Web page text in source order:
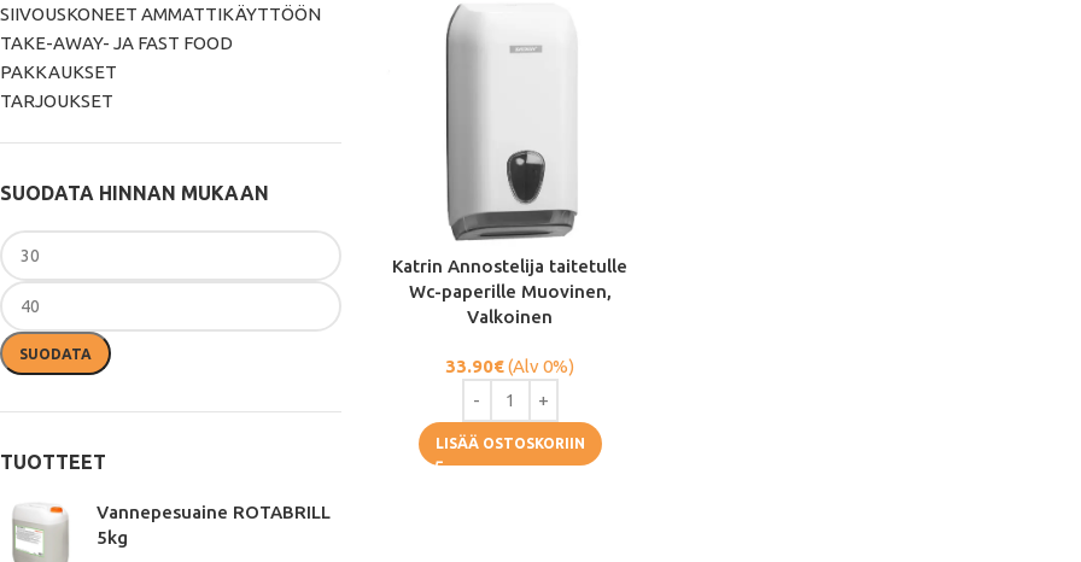
SIIVOUSKONEET AMMATTIKÄYTTÖÖN
TAKE-AWAY- JA FAST FOOD
PAKKAUKSET
TARJOUKSET
SUODATA HINNAN MUKAAN
SUODATA
TUOTTEET
Vannepesuaine ROTABRILL
5kg
Katrin Annostelija taitetulle
Wc-paperille Muovinen,
Valkoinen
33.90€(Alv 0%)
LISÄÄ OSTOSKORIIN